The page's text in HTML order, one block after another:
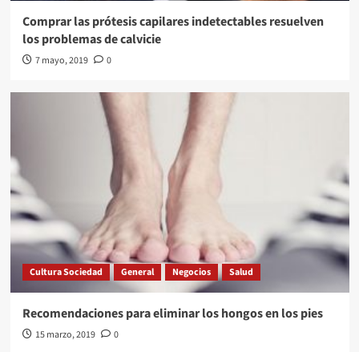
Comprar las prótesis capilares indetectables resuelven
los problemas de calvicie
7 mayo, 2019 0
Cultura Sociedad General Negocios Salud
Recomendaciones para eliminar los hongos en los pies
15 marzo, 2019 0